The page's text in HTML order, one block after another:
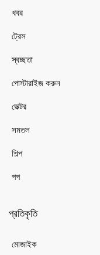
খবর
ট্রেস
স্বচ্ছতা
পোস্টারাইজ করুন
ভেক্টর
সমতল
শিল্প
পপ
প্রতিকৃতি
মোজাইক